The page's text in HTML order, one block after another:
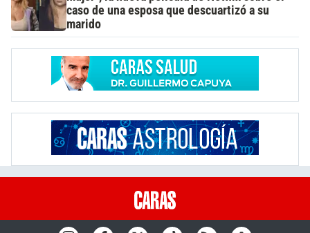
caso de una esposa que descuartizó a su
marido